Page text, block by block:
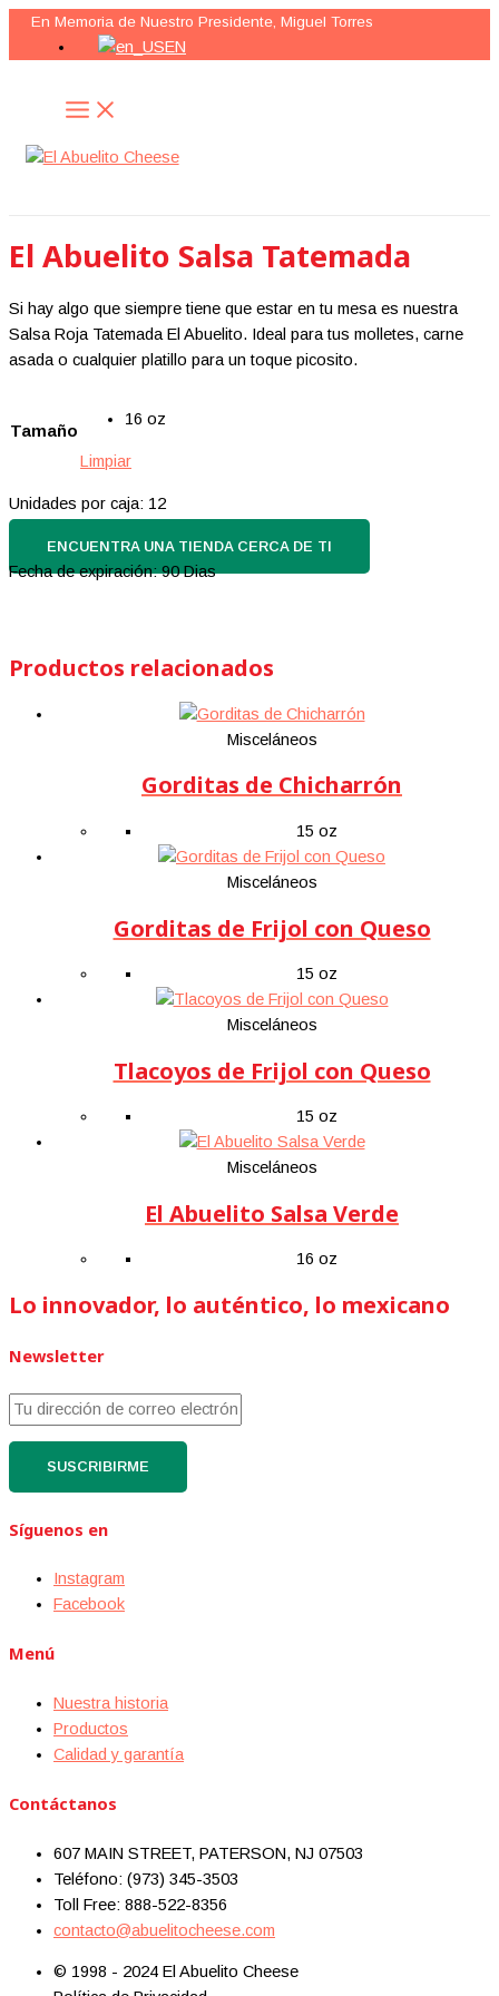
Ir
contenido
En Memoria de Nuestro Presidente, Miguel Torres
EN
MAIN
MENU
El Abuelito Salsa Tatemada
Si hay algo que siempre tiene que estar en tu mesa es nuestra
Salsa Roja Tatemada El Abuelito. Ideal para tus molletes, carne
asada o cualquier platillo para un toque picosito.
Tamaño
16 oz
Limpiar
Unidades por caja: 12
ENCUENTRA UNA TIENDA CERCA DE TI
Fecha de expiración: 90 Dias
Productos relacionados
Misceláneos
Gorditas de Chicharrón
15 oz
Misceláneos
Gorditas de Frijol con Queso
15 oz
Misceláneos
Tlacoyos de Frijol con Queso
15 oz
Misceláneos
El Abuelito Salsa Verde
16 oz
Lo innovador, lo auténtico, lo mexicano
Newsletter
Síguenos en
Instagram
Facebook
Menú
Nuestra historia
Productos
Calidad y garantía
Contáctanos
607 MAIN STREET, PATERSON, NJ 07503
Teléfono: (973) 345-3503
Toll Free: 888-522-8356
contacto@abuelitocheese.com
© 1998 - 2024 El Abuelito Cheese